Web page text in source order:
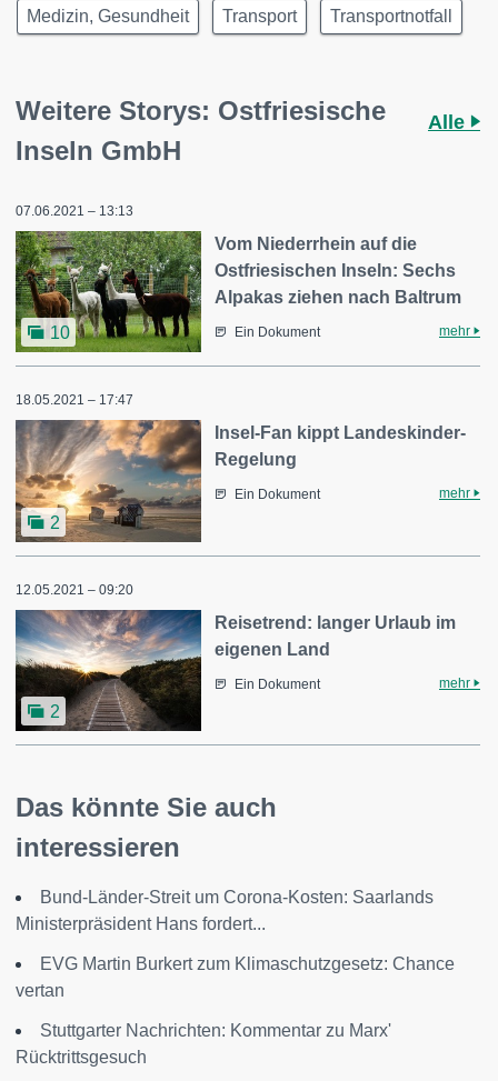
Medizin, Gesundheit Transport Transportnotfall
Weitere Storys: Ostfriesische
Inseln GmbH
Alle
07.06.2021 – 13:13
10
Vom Niederrhein auf die
Ostfriesischen Inseln: Sechs
Alpakas ziehen nach Baltrum
Ein Dokument mehr
18.05.2021 – 17:47
2
Insel-Fan kippt Landeskinder-
Regelung
Ein Dokument mehr
12.05.2021 – 09:20
2
Reisetrend: langer Urlaub im
eigenen Land
Ein Dokument mehr
Das könnte Sie auch
interessieren
Bund-Länder-Streit um Corona-Kosten: Saarlands
Ministerpräsident Hans fordert...
EVG Martin Burkert zum Klimaschutzgesetz: Chance
vertan
Stuttgarter Nachrichten: Kommentar zu Marx'
Rücktrittsgesuch